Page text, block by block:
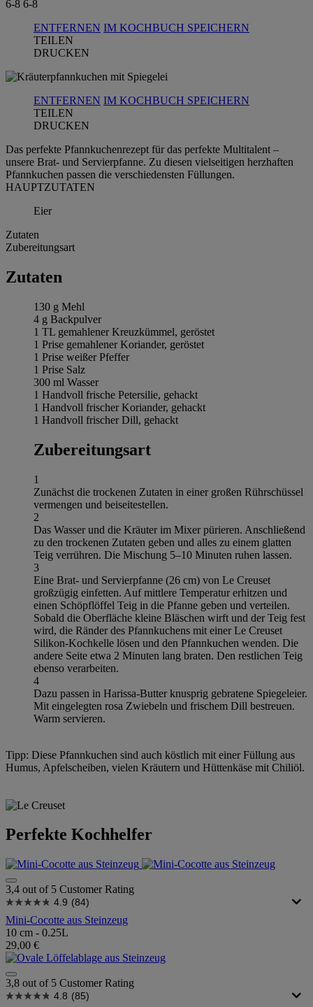
6-8 6-8
ENTFERNEN IM KOCHBUCH SPEICHERN
TEILEN
DRUCKEN
ENTFERNEN IM KOCHBUCH SPEICHERN
TEILEN
DRUCKEN
Das perfekte Pfannkuchenrezept für das perfekte Multitalent –
unsere Brat- und Servierpfanne. Zu diesen vielseitigen herzhaften
Pfannkuchen passen die verschiedensten Füllungen.
HAUPTZUTATEN
Eier
Zutaten
Zubereitungsart
Zutaten
130 g Mehl
4 g Backpulver
1 TL gemahlener Kreuzkümmel, geröstet
1 Prise gemahlener Koriander, geröstet
1 Prise weißer Pfeffer
1 Prise Salz
300 ml Wasser
1 Handvoll frische Petersilie, gehackt
1 Handvoll frischer Koriander, gehackt
1 Handvoll frischer Dill, gehackt
Zubereitungsart
1
Zunächst die trockenen Zutaten in einer großen Rührschüssel
vermengen und beiseitestellen.
2
Das Wasser und die Kräuter im Mixer pürieren. Anschließend
zu den trockenen Zutaten geben und alles zu einem glatten
Teig verrühren. Die Mischung 5–10 Minuten ruhen lassen.
3
Eine Brat- und Servierpfanne (26 cm) von Le Creuset
großzügig einfetten. Auf mittlere Temperatur erhitzen und
einen Schöpflöffel Teig in die Pfanne geben und verteilen.
Sobald die Oberfläche kleine Bläschen wirft und der Teig fest
wird, die Ränder des Pfannkuchens mit einer Le Creuset
Silikon-Kochkelle lösen und den Pfannkuchen wenden. Die
andere Seite etwa 2 Minuten lang braten. Den restlichen Teig
ebenso verarbeiten.
4
Dazu passen in Harissa-Butter knusprig gebratene Spiegeleier.
Mit eingelegten rosa Zwiebeln und frischem Dill bestreuen.
Warm servieren.
Tipp: Diese Pfannkuchen sind auch köstlich mit einer Füllung aus
Humus, Apfelscheiben, vielen Kräutern und Hüttenkäse mit Chiliöl.
Perfekte Kochhelfer
3,4 out of 5 Customer Rating
4.9 (84)
Mini-Cocotte aus Steinzeug
10 cm - 0.25L
29,00 €
3,8 out of 5 Customer Rating
4.8 (85)